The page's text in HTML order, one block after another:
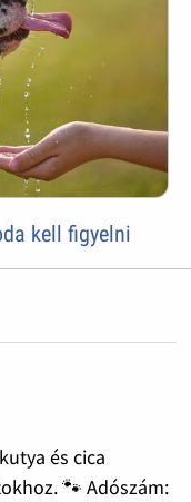
kell figyelni
és cica
🐾 Adószám: